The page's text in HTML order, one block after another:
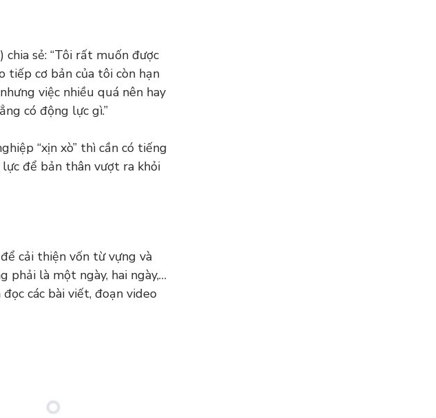
sẻ: “Tôi rất muốn được
tiếp cơ bản của tôi còn hạn
việc nhiều quá nên hay
có động lực gì.”
“xịn xò” thì cần có tiếng
để bản thân vượt ra khỏi
cải thiện vốn từ vựng và
phải là một ngày, hai ngày,…
các bài viết, đoạn video